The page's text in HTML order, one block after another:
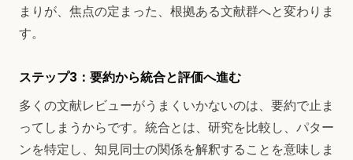
まりが、焦点の定まった、根拠ある文献群へと変わりま
す。
ステップ3：要約から統合と評価へ進む
多くの文献レビューがうまくいかないのは、要約で止ま
ってしまうからです。統合とは、研究を比較し、パター
ンを特定し、知見同士の関係を解釈することを意味しま